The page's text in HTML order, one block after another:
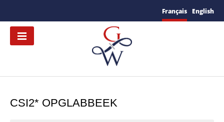
Français English
CSI2* OPGLABBEEK